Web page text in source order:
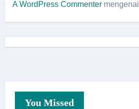
A WordPress Commentermengenai
You Missed